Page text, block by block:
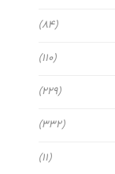
(84)
(110)
(229)
(332)
(11)